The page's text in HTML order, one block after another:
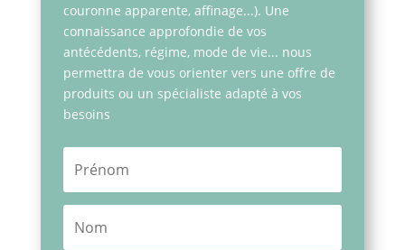
couronne apparente, affinage...). Une
connaissance approfondie de vos
antécédents, régime, mode de vie... nous
permettra de vous orienter vers une offre de
produits ou un spécialiste adapté à vos
besoins